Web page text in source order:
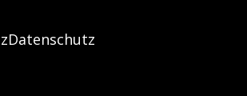
Datenschutz